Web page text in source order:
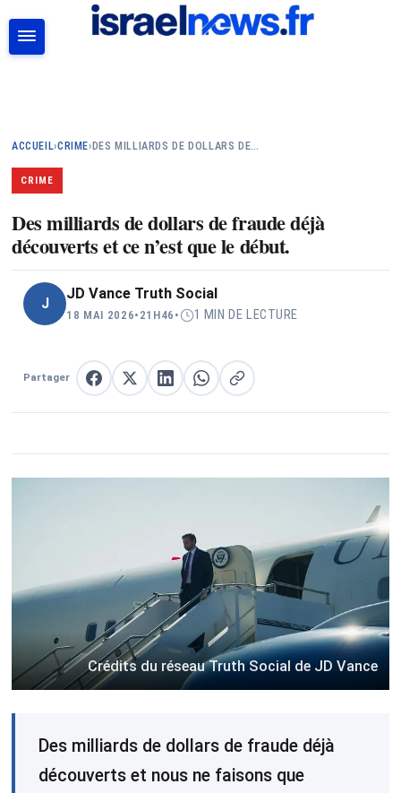
ACCUEIL›CRIME› DES MILLIARDS DE DOLLARS DE…
CRIME
Des milliards de dollars de fraude déjà
découverts et ce n’est que le début.
J
JD Vance Truth Social
18 MAI 2026• 21H46 • 1 MIN DE LECTURE
Partager Partager sur Facebook
Partager sur XPartager sur LinkedIn
Partager sur WhatsApp
Copier le lien
Crédits du réseau Truth Social de JD Vance
Des milliards de dollars de fraude déjà
découverts et nous ne faisons que